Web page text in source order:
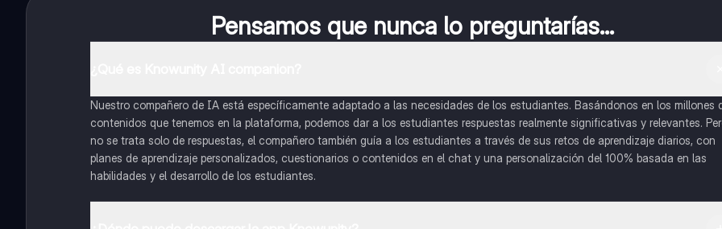
Pensamos que nunca lo preguntarías...
Nuestro compañero de IA está específicamente adaptado a las necesidades de los estudiantes. Basándonos en los millones
contenidos que tenemos en la plataforma, podemos dar a los estudiantes respuestas realmente significativas y relevantes.
no se trata solo de respuestas, el compañero también guía a los estudiantes a través de sus retos de aprendizaje diarios, con
planes de aprendizaje personalizados, cuestionarios o contenidos en el chat y una personalización del 100% basada en las
habilidades y el desarrollo de los estudiantes.